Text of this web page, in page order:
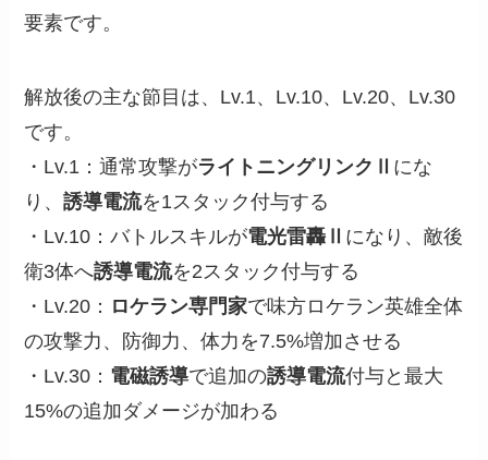
要素です。
解放後の主な節目は、Lv.1、Lv.10、Lv.20、Lv.30
です。
・Lv.1：通常攻撃がライトニングリンクⅡ にな
り、誘導電流を1スタック付与する
・Lv.10：バトルスキルが電光雷轟Ⅱ になり、敵後
衛3体へ誘導電流を2スタック付与する
・Lv.20： ロケラン専門家で味方ロケラン英雄全体
の攻撃力、防御力、体力を7.5%増加させる
・Lv.30： 電磁誘導で追加の誘導電流付与と最大
15%の追加ダメージが加わる